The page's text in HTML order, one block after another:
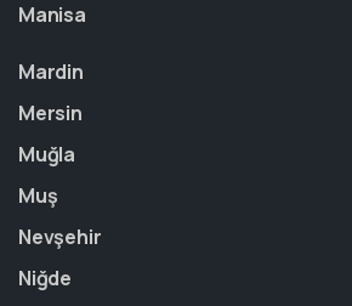
Manisa
Mardin
Mersin
Muğla
Muş
Nevşehir
Niğde